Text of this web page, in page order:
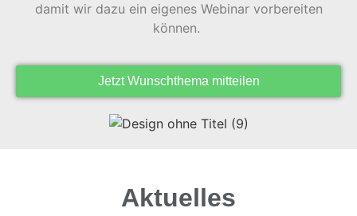
damit wir dazu ein eigenes Webinar vorbereiten
können.
Jetzt Wunschthema mitteilen
Aktuelles